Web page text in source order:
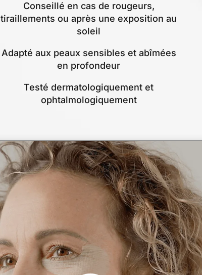
Conseillé en cas de rougeurs,
tiraillements ou après une exposition au
soleil
Adapté aux peaux sensibles et abîmées
en profondeur
Testé dermatologiquement et
ophtalmologiquement